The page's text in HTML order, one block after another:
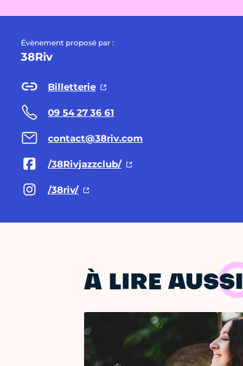
Évènement proposé par :
38Riv
Billetterie
09 54 27 36 61
contact@38riv.com
/38Rivjazzclub/
/38riv/
À LIRE AUSSI